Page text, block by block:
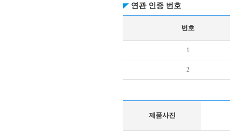
연관 인증 번호
번호
1
2
제품사진